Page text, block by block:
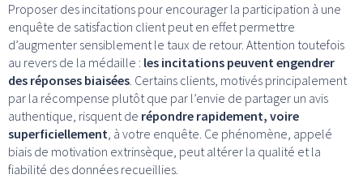
Proposer des incitations pour encourager la participation à une
enquête de satisfaction client peut en effet permettre
d’augmenter sensiblement le taux de retour. Attention toutefois
au revers de la médaille : les incitations peuvent engendrer
des réponses biaisées. Certains clients, motivés principalement
par la récompense plutôt que par l’envie de partager un avis
authentique, risquent de répondre rapidement, voire
superficiellement, à votre enquête. Ce phénomène, appelé
biais de motivation extrinsèque, peut altérer la qualité et la
fiabilité des données recueillies.